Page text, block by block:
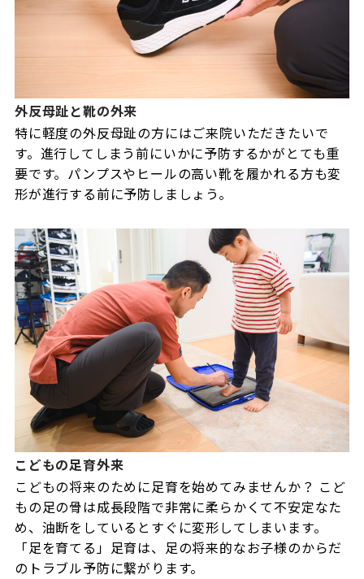
外反母趾と靴の外来
特に軽度の外反母趾の方にはご来院いただきたいで
す。進行してしまう前にいかに予防するかがとても重
要です。パンプスやヒールの高い靴を履かれる方も変
形が進行する前に予防しましょう。
こどもの足育外来
こどもの将来のために足育を始めてみませんか？ こど
もの足の骨は成長段階で非常に柔らかくて不安定なた
め、油断をしているとすぐに変形してしまいます。
「足を育てる」足育は、足の将来的なお子様のからだ
のトラブル予防に繋がります。